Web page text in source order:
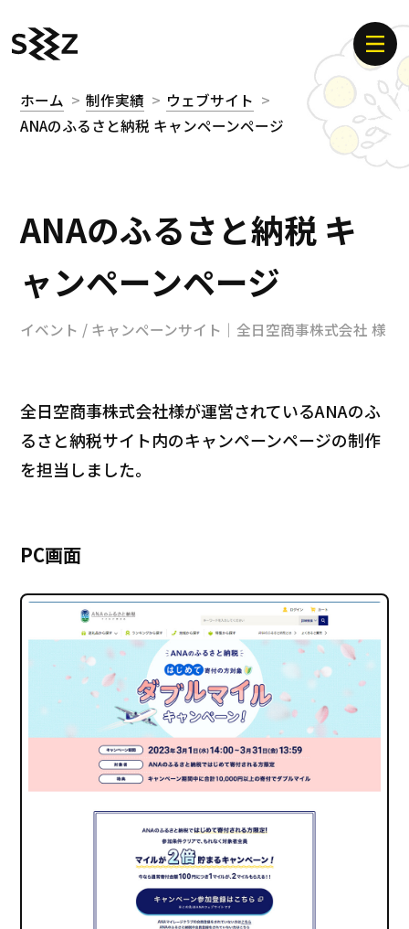
ホーム 制作実績
ウェブサイト
ANAのふるさと納税 キャンペーンページ
ANAのふるさと納税 キ
ャンペーンページ
イベント / キャンペーンサイト｜全日空商事株式会社 様
全日空商事株式会社様が運営されているANAのふ
るさと納税サイト内のキャンペーンページの制作
を担当しました。
PC画面